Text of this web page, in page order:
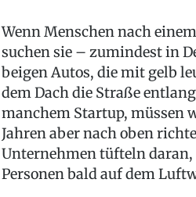
Wenn Menschen nach
suchen sie – zumindest in
beigen Autos, die mit gelb
dem Dach die Straße
manchem Startup, müssen
Jahren aber nach oben
Unternehmen tüfteln daran,
Personen bald auf dem